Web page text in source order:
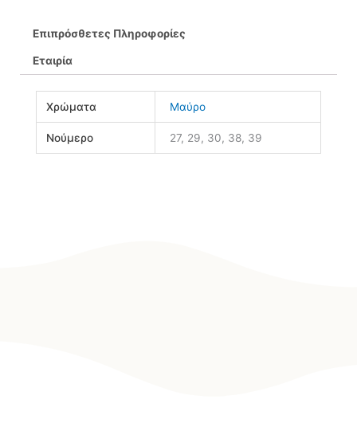
Επιπρόσθετες Πληροφορίες
Εταιρία
Χρώματα Μαύρο
Νούμερο 27, 29, 30, 38, 39